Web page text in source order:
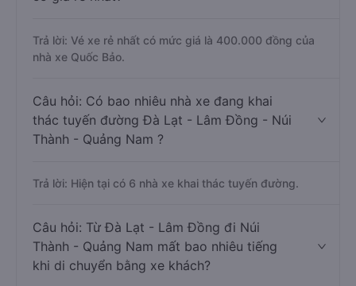
Trả lời: Vé xe rẻ nhất có mức giá là 400.000 đồng của
nhà xe Quốc Bảo.
Câu hỏi: Có bao nhiêu nhà xe đang khai
thác tuyến đường Đà Lạt - Lâm Đồng - Núi
Thành - Quảng Nam ?
Trả lời: Hiện tại có 6 nhà xe khai thác tuyến đường.
Câu hỏi: Từ Đà Lạt - Lâm Đồng đi Núi
Thành - Quảng Nam mất bao nhiêu tiếng
khi di chuyển bằng xe khách?